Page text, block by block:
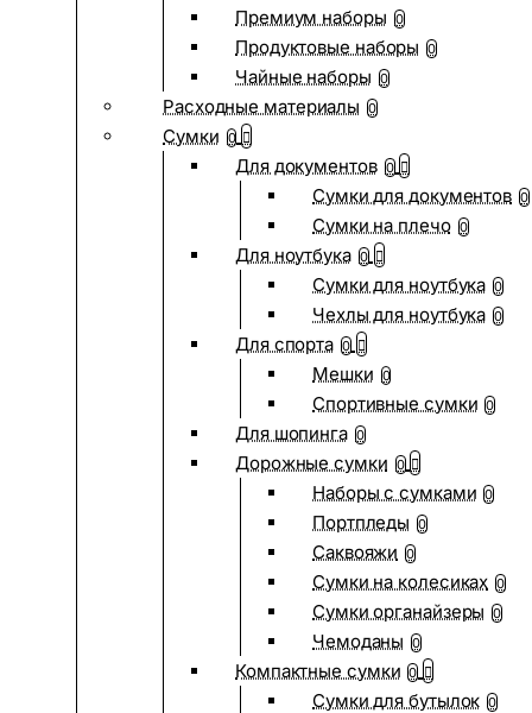
Премиум наборы 0
Продуктовые наборы 0
Чайные наборы 0
Расходные материалы 0
Сумки 0
Для документов 0
Сумки для документов 0
Сумки на плечо 0
Для ноутбука 0
Сумки для ноутбука 0
Чехлы для ноутбука 0
Для спорта 0
Мешки 0
Спортивные сумки 0
Для шопинга 0
Дорожные сумки 0
Наборы с сумками 0
Портпледы 0
Саквояжи 0
Сумки на колесиках 0
Сумки органайзеры 0
Чемоданы 0
Компактные сумки 0
Сумки для бутылок 0